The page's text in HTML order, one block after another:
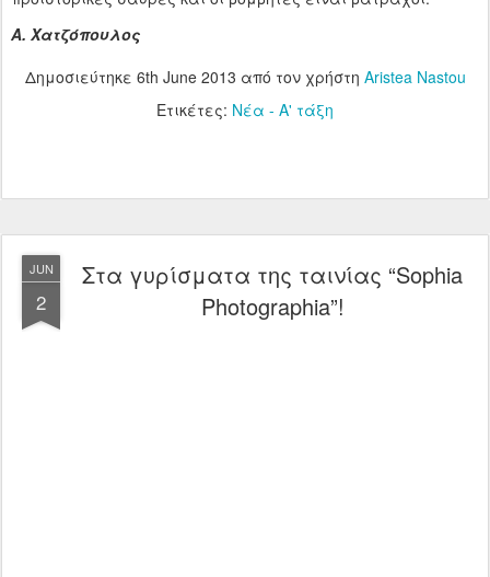
Α. Χατζόπουλος
Δημοσιεύτηκε 6th June 2013 από τον χρήστη Aristea Nastou
Ετικέτες: Νέα - Α' τάξη
JUN
2
Στα γυρίσματα της ταινίας “Sophia
Photographia”!